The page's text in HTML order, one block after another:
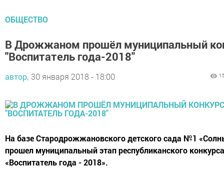
ОБЩЕСТВО
В Дрожжаном прошёл муниципальный
"Воспитатель года-2018"
автор, 30 января 2018 - 18:00
На базе Стародрожжановского детского сада №1
прошел муниципальный этап республиканского конкурса
«Воспитатель года - 2018».